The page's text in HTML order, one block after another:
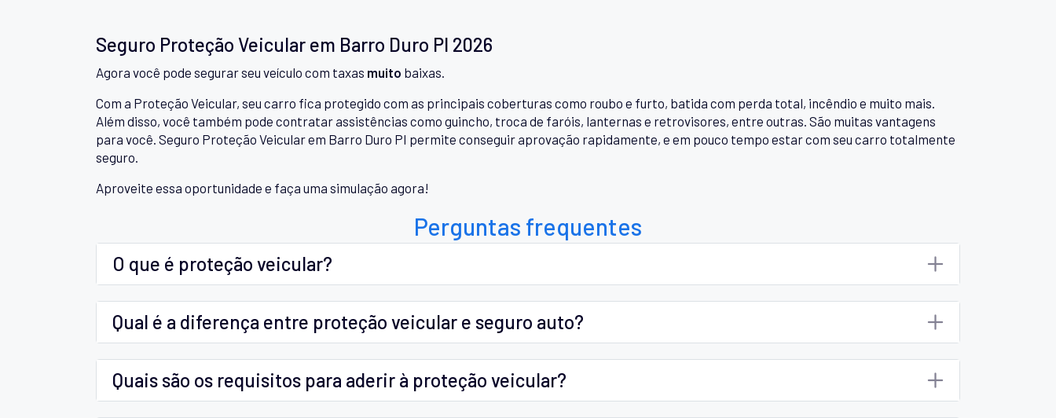
Seguro Proteção Veicular em Barro Duro PI 2026
Agora você pode segurar seu veículo com taxas muito baixas.
Com a Proteção Veicular, seu carro fica protegido com as principais coberturas como roubo e furto, batida com perda total, incêndio e muito mais.
Além disso, você também pode contratar assistências como guincho, troca de faróis, lanternas e retrovisores, entre outras. São muitas vantagens
para você. Seguro Proteção Veicular em Barro Duro PI permite conseguir aprovação rapidamente, e em pouco tempo estar com seu carro totalmente
seguro.
Aproveite essa oportunidade e faça uma simulação agora!
Perguntas frequentes
O que é proteção veicular?
Qual é a diferença entre proteção veicular e seguro auto?
Quais são os requisitos para aderir à proteção veicular?